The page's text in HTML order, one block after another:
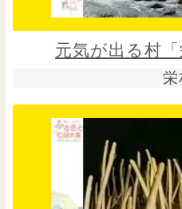
元気が出る村
栄